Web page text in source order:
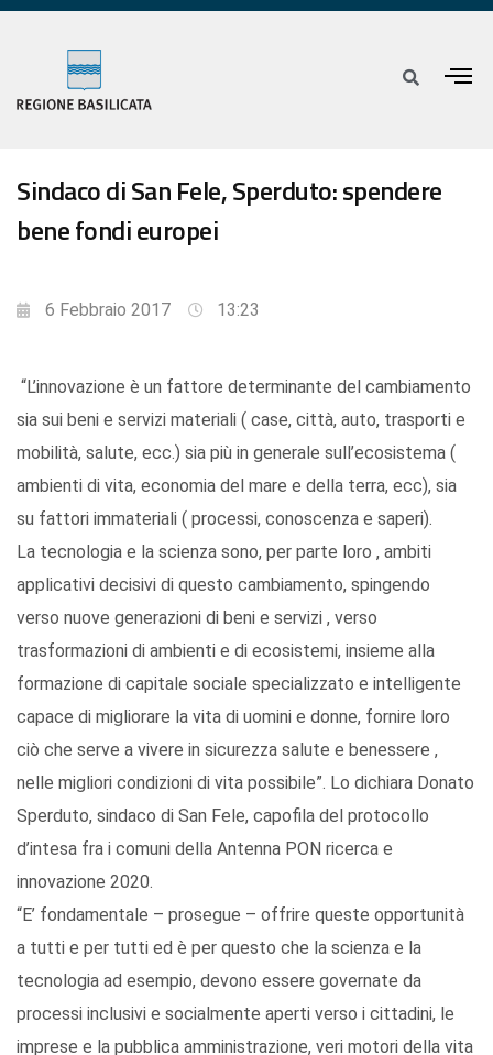
Sindaco di San Fele, Sperduto: spendere
bene fondi europei
6 Febbraio 2017 13:23
“L’innovazione è un fattore determinante del cambiamento
sia sui beni e servizi materiali ( case, città, auto, trasporti e
mobilità, salute, ecc.) sia più in generale sull’ecosistema (
ambienti di vita, economia del mare e della terra, ecc), sia
su fattori immateriali ( processi, conoscenza e saperi).
La tecnologia e la scienza sono, per parte loro , ambiti
applicativi decisivi di questo cambiamento, spingendo
verso nuove generazioni di beni e servizi , verso
trasformazioni di ambienti e di ecosistemi, insieme alla
formazione di capitale sociale specializzato e intelligente
capace di migliorare la vita di uomini e donne, fornire loro
ciò che serve a vivere in sicurezza salute e benessere ,
nelle migliori condizioni di vita possibile”. Lo dichiara Donato
Sperduto, sindaco di San Fele, capofila del protocollo
d’intesa fra i comuni della Antenna PON ricerca e
innovazione 2020.
“E’ fondamentale – prosegue – offrire queste opportunità
a tutti e per tutti ed è per questo che la scienza e la
tecnologia ad esempio, devono essere governate da
processi inclusivi e socialmente aperti verso i cittadini, le
imprese e la pubblica amministrazione, veri motori della vita